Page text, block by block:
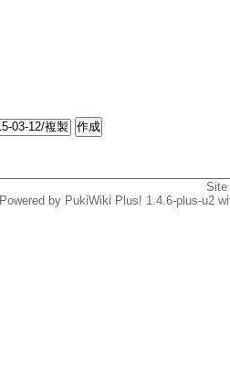
Powered by PukiWiki Plus! 1.4.6-plus-u2